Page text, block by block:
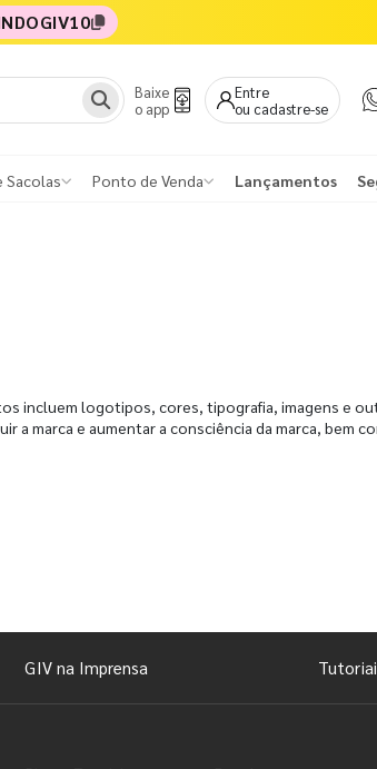
Baixe
o app
Entre
ou cadastre-se
Sacolas Ponto de Venda Lançamentos
incluem logotipos, cores, tipografia, imagens e
a marca e aumentar a consciência da marca, bem
GIV na Imprensa